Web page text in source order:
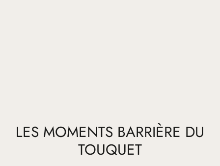
LES MOMENTS BARRIÈRE DU
TOUQUET